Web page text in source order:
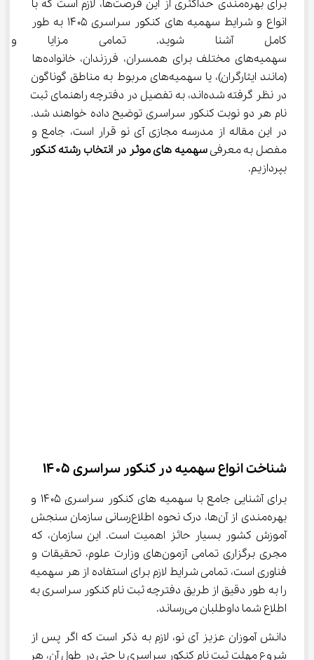
برای بهره‌مندی حداکثری از این فرصت‌ها، لازم است که با
انواع و شرایط سهمیه های کنکور سراسری ۱۴۰۵ به طور
کامل آشنا شوید. تمامی مزایا
سهمیه‌های مختلف برای همسران، فرزندان، خانواده‌ها
(مانند ایثارگران)، یا سهمیه‌های مربوط به مناطق گوناگون
در نظر گرفته شده‌اند، به تفصیل در دفترچه راهنمای ثبت
نام هر دو نوبت کنکور سراسری توضیح داده خواهند شد.
در این مقاله از مدرسه مجازی آی نو قرار است، جامع و
مفصل به معرفی سهمیه های موثر در انتخاب رشته کنکور
بپردازیم.
شناخت انواع سهمیه در کنکور سراسری ۱۴۰۵
برای آشنایی جامع با سهمیه های کنکور سراسری ۱۴۰۵ و
بهره‌مندی از آن‌ها، درک نحوه اطلاع‌رسانی سازمان سنجش
آموزش کشور بسیار حائز اهمیت است. این سازمان، که
مجری برگزاری تمامی آزمون‌های وزارت علوم، تحقیقات و
فناوری است، تمامی شرایط لازم برای استفاده از هر سهمیه
را به طور دقیق از طریق دفترچه ثبت نام کنکور سراسری به
اطلاع شما داوطلبان می‌رساند.
دانش آموزان عزیز آی نو، لازم به ذکر است که اگر پس از
شروع مهلت ثبت نام کنکور سراسری یا حتی در طول آن، هر